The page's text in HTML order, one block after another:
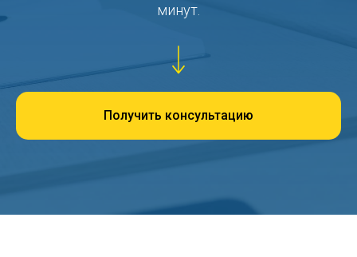
минут.
Получить консультацию